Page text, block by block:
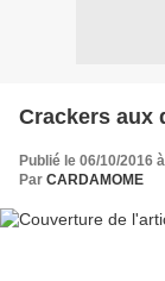
Crackers aux
Publié le 06/10/2016
Par CARDAMOME